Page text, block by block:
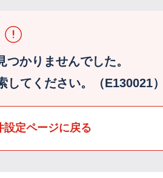
かりませんでした。
てください。（E130021）
設定ページに戻る